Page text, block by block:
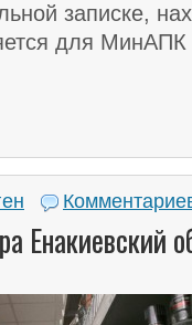
записке,
для
Енакиевский